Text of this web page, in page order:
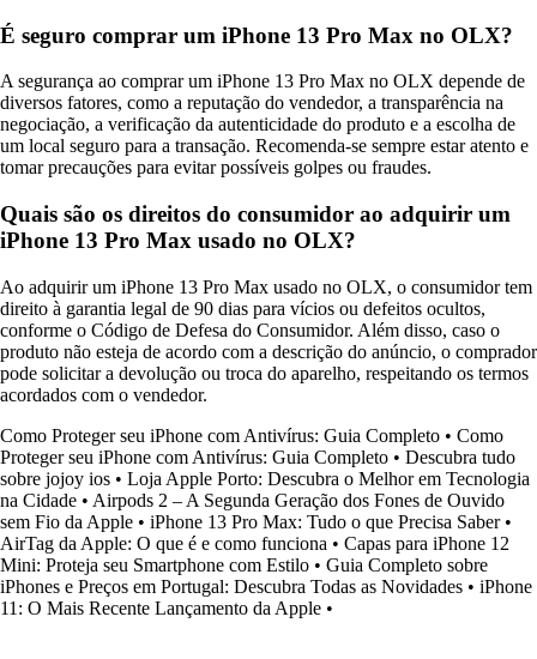
É seguro comprar um iPhone 13 Pro Max no OLX?
A segurança ao comprar um iPhone 13 Pro Max no OLX depende de
diversos fatores, como a reputação do vendedor, a transparência na
negociação, a verificação da autenticidade do produto e a escolha de
um local seguro para a transação. Recomenda-se sempre estar atento e
tomar precauções para evitar possíveis golpes ou fraudes.
Quais são os direitos do consumidor ao adquirir um
iPhone 13 Pro Max usado no OLX?
Ao adquirir um iPhone 13 Pro Max usado no OLX, o consumidor tem
direito à garantia legal de 90 dias para vícios ou defeitos ocultos,
conforme o Código de Defesa do Consumidor. Além disso, caso o
produto não esteja de acordo com a descrição do anúncio, o comprador
pode solicitar a devolução ou troca do aparelho, respeitando os termos
acordados com o vendedor.
Como Proteger seu iPhone com Antivírus: Guia Completo • Como
Proteger seu iPhone com Antivírus: Guia Completo • Descubra tudo
sobre jojoy ios • Loja Apple Porto: Descubra o Melhor em Tecnologia
na Cidade • Airpods 2 – A Segunda Geração dos Fones de Ouvido
sem Fio da Apple • iPhone 13 Pro Max: Tudo o que Precisa Saber•
AirTag da Apple: O que é e como funciona • Capas para iPhone 12
Mini: Proteja seu Smartphone com Estilo • Guia Completo sobre
iPhones e Preços em Portugal: Descubra Todas as Novidades • iPhone
11: O Mais Recente Lançamento da Apple •